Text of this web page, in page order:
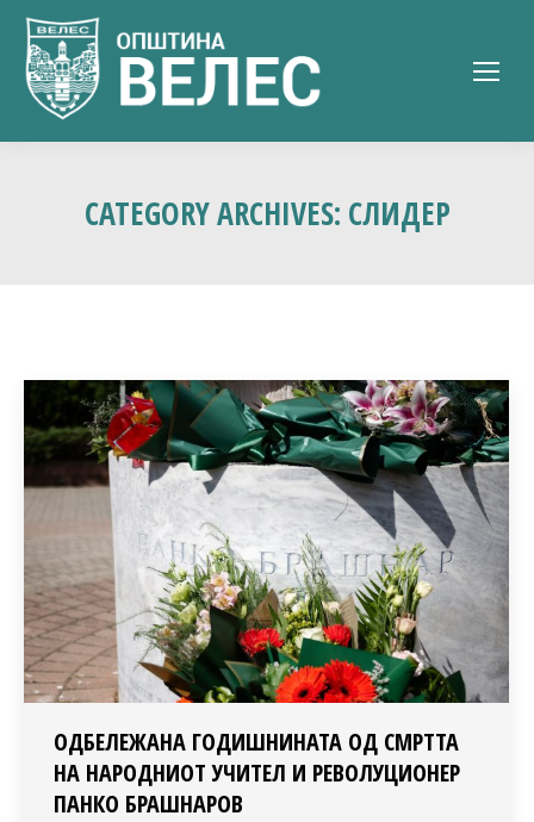
CATEGORY ARCHIVES: СЛИДЕР
ОДБЕЛЕЖАНА ГОДИШНИНАТА ОД СМРТТА
НА НАРОДНИОТ УЧИТЕЛ И РЕВОЛУЦИОНЕР
ПАНКО БРАШНАРОВ